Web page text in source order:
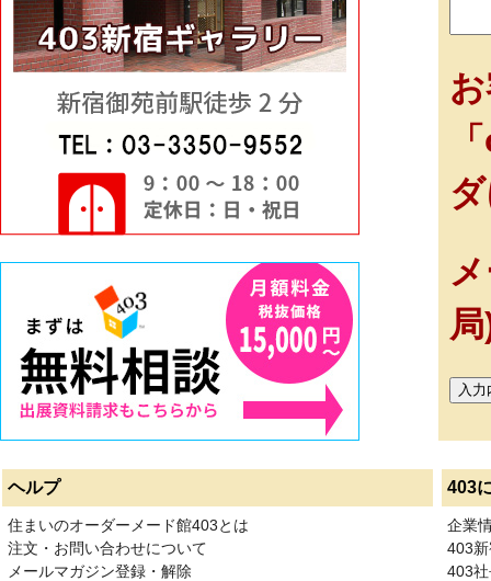
ヘルプ 403
住まいのオーダーメード館403とは
注文・お問い合わせについて
メールマガジン登録・解除
企業
403
403